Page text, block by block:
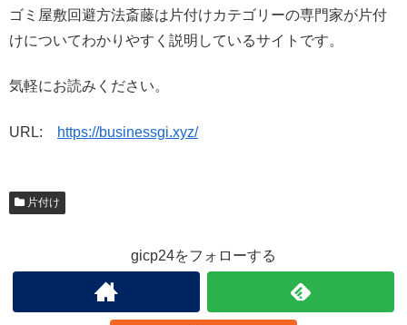
ゴミ屋敷回避方法斎藤は片付けカテゴリーの専門家が片付
けについてわかりやすく説明しているサイトです。
気軽にお読みください。
URL: https://businessgi.xyz/
片付け
gicp24をフォローする